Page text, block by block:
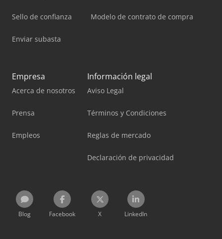
Sello de confianza
Enviar subasta
Modelo de contrato de compra
Empresa
Acerca de nosotros
Prensa
Empleos
Información legal
Aviso Legal
Términos y Condiciones
Reglas de mercado
Declaración de privacidad
Blog Facebook X LinkedIn